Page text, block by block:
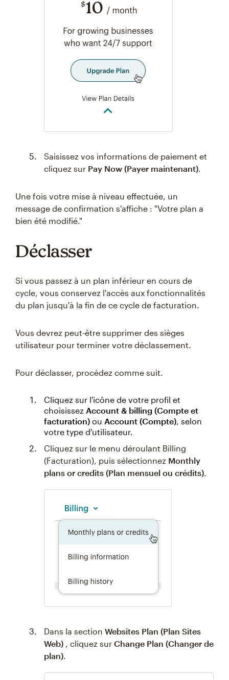
Saisissez vos informations de paiement et
cliquez sur Pay Now (Payer maintenant).
Une fois votre mise à niveau effectuée, un
message de confirmation s'affiche : "Votre plan a
bien été modifié."
Déclasser
Si vous passez à un plan inférieur en cours de
cycle, vous conservez l'accès aux fonctionnalités
du plan jusqu'à la fin de ce cycle de facturation.
Vous devrez peut-être supprimer des sièges
utilisateur pour terminer votre déclassement.
Pour déclasser, procédez comme suit.
Cliquez sur l'icône de votre profil et
choisissez Account & billing (Compte et
facturation) ou Account (Compte), selon
votre type d'utilisateur.
Cliquez sur le menu déroulant Billing
(Facturation), puis sélectionnez Monthly
plans or credits (Plan mensuel ou crédits).
Dans la section Websites Plan (Plan Sites
Web) , cliquez sur Change Plan (Changer de
plan).